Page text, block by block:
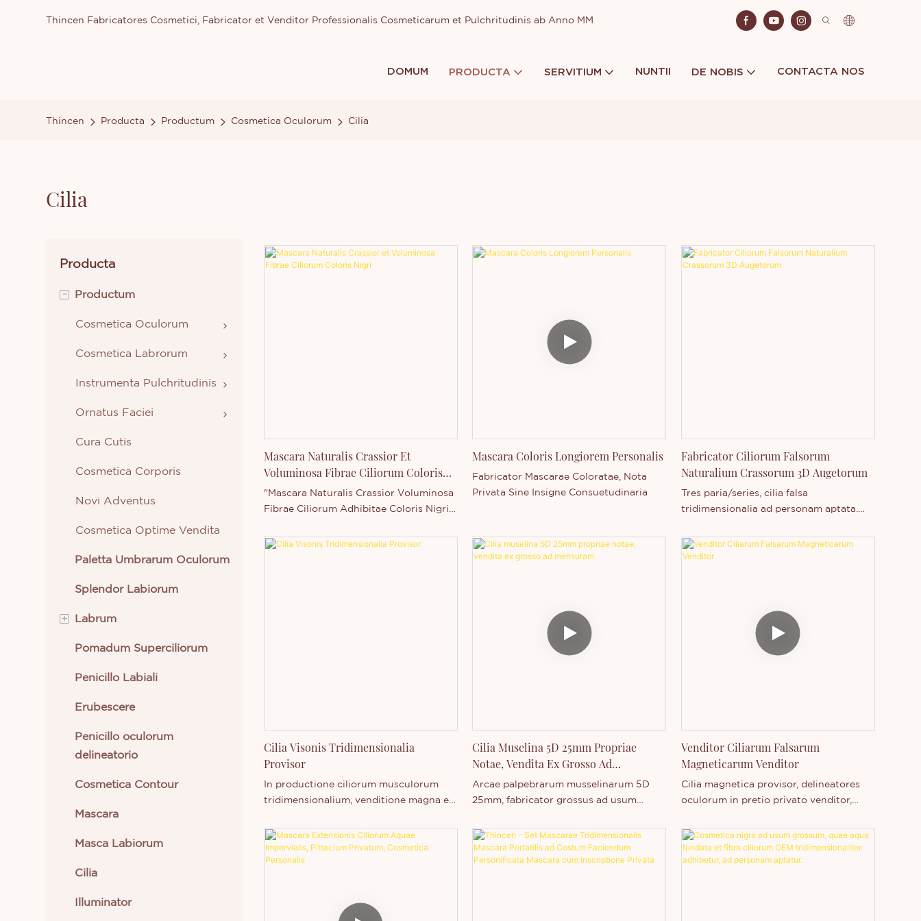
Thincen Fabricatores Cosmetici, Fabricator et Venditor Professionalis Cosmeticarum et Pulchritudinis ab Anno MM
DOMUM PRODUCTA SERVITIUM NUNTII DE NOBIS CONTACTA NOS
Thincen Producta Productum Cosmetica Oculorum Cilia
Cilia
Producta
- Productum
Cosmetica Oculorum
Cosmetica Labrorum
Instrumenta Pulchritudinis
Ornatus Faciei
Cura Cutis
Cosmetica Corporis
Novi Adventus
Cosmetica Optime Vendita
Paletta Umbrarum Oculorum
Splendor Labiorum
+ Labrum
Labrum Cremeum
Lipstick Liquidum
Pomadum Superciliorum
Penicillo Labiali
Erubescere
Penicillo oculorum
delineatorio
Cosmetica Contour
Mascara
Masca Labiorum
Cilia
Illuminator
Mascara Naturalis Crassior Et
Voluminosa Fibrae Ciliorum Coloris
Nigri
"Mascara Naturalis Crassior Voluminosa
Fibrae Ciliorum Adhibitae Coloris Nigri"
Sustentata capacitate productionis
Mascara Coloris Longiorem Personalis
Fabricator Mascarae Coloratae, Nota
Privata Sine Insigne Consuetudinaria
Fabricator Ciliorum Falsorum
Naturalium Crassorum 3D Augetorum
Tres paria/series, cilia falsa
tridimensionalia ad personam aptata.
aptandam cum notis privatis permittunt.
Cilia Visonis Tridimensionalia
Provisor
In productione ciliorum musculorum
tridimensionalium, venditione magna ex
customizatione sub nota privata
specializamur.
Cilia Muselina 5D 25mm Propriae
Notae, Vendita Ex Grosso Ad
Mensuram
Arcae palpebrarum musselinarum 5D
25mm, fabricator grossus ad usum
praebet officium customizationis notae
privatae.
Venditor Ciliarum Falsarum
Magneticarum Venditor
Cilia magnetica provisor, delineatores
oculorum in pretio privato venditor,